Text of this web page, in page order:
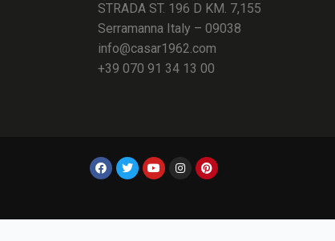
STRADA ST. 196 D KM. 7,155
Serramanna Italy – 09038
info@casar1962.com
+39 070 91 34 13 00